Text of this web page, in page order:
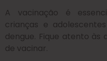
A vacinação é
crianças e
dengue. Fique atento às
de vacinar.